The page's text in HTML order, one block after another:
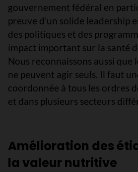
gouvernement fédéral en
preuve d’un solide leadership
des politiques et des
impact important sur la santé
Nous reconnaissons aussi que
ne peuvent agir seuls. Il faut
coordonnée à tous les ordres
et dans plusieurs secteurs
Amélioration des
la valeur nutritive